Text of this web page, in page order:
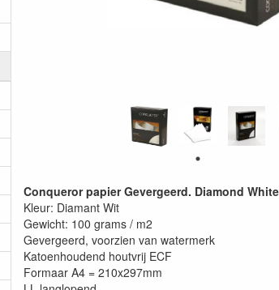
Conqueror papier Gevergeerd. Diamond White
Kleur: Diamant Wit
Gewicht: 100 grams / m2
Gevergeerd, voorzien van watermerk
Katoenhoudend houtvrij ECF
Formaar A4 = 210x297mm